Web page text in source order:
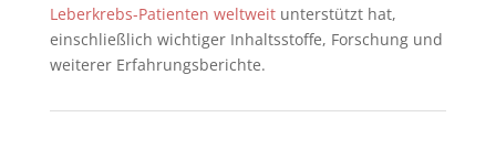
Leberkrebs-Patienten weltweitunterstützt hat,
einschließlich wichtiger Inhaltsstoffe, Forschung und
weiterer Erfahrungsberichte.